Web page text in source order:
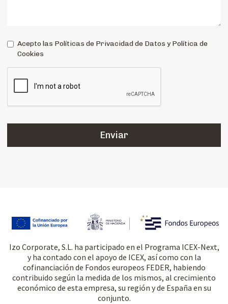
Acepto las Políticas de Privacidad de Datos y Política de
Cookies
Izo Corporate, S.L. ha participado en el Programa ICEX-Next,
y ha contado con el apoyo de ICEX, así como con la
cofinanciación de Fondos europeos FEDER, habiendo
contribuido según la medida de los mismos, al crecimiento
económico de esta empresa, su región y de España en su
conjunto.